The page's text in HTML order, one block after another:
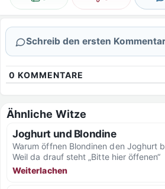
Schreib den ersten
0 KOMMENTARE
Ähnliche Witze
Joghurt und Blondine
Warum öffnen Blondinen den Joghurt
Weil da drauf steht „Bitte hier öffenen“
Weiterlachen